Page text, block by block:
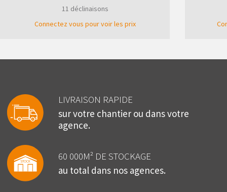
11 déclinaisons
Connectez vous pour voir les prix
LIVRAISON RAPIDE
sur votre chantier ou dans votre
agence.
60 000M² DE STOCKAGE
au total dans nos agences.